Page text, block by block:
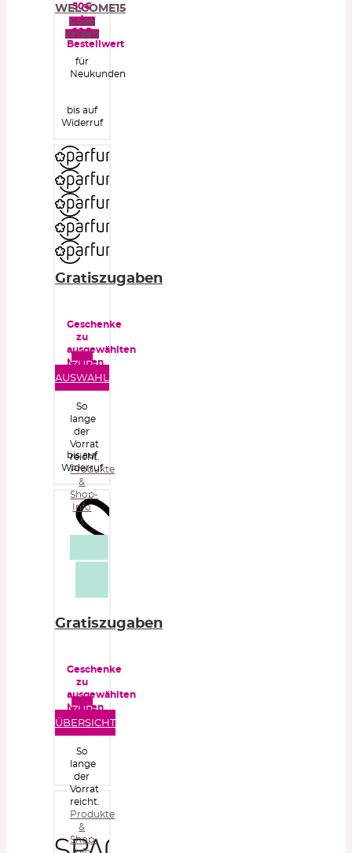
50€
oder
60€
Bestellwert
WELCOME15
Code
zeigen
für
Neukunden
bis auf
Widerruf
Gratiszugaben
Geschenke
zu
ausgewählten
Marken
ZUR
AUSWAHL
So
lange
der
Vorrat
reicht.
Produkte
&
Shop-
Info
»
bis auf
Widerruf
Gratiszugaben
Geschenke
zu
ausgewählten
Marken
ZUR
ÜBERSICHT
So
lange
der
Vorrat
reicht.
Produkte
&
Shop-